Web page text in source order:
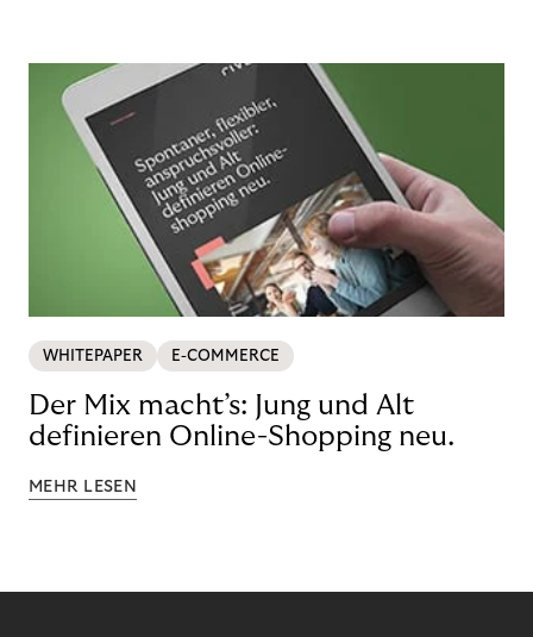
WHITEPAPER E-COMMERCE
Der Mix macht’s: Jung und Alt
definieren Online-Shopping neu.
MEHR LESEN